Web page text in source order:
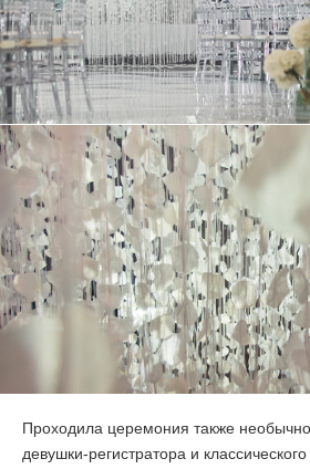
Проходила церемония также
девушки-регистратора и